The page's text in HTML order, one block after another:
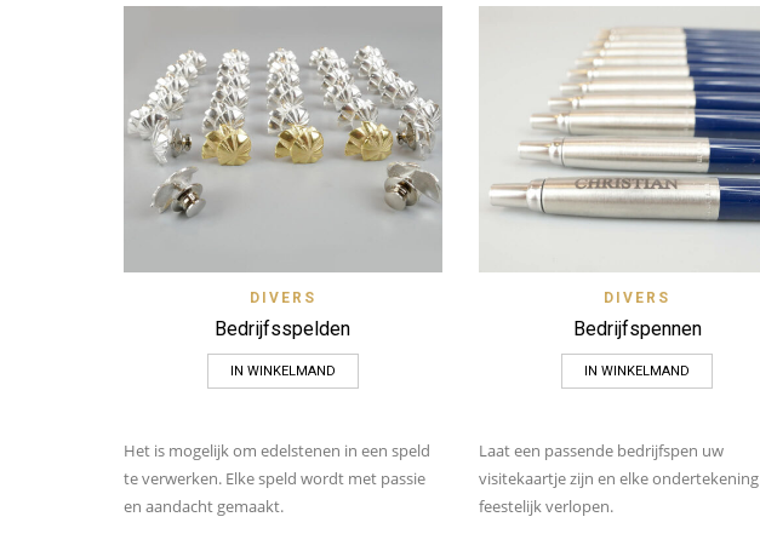
Zet op verlanglijstjeDIVERS
Bedrijfsspelden
IN WINKELMAND
Zet op verlanglijstjeDIVERS
Bedrijfspennen
IN WINKELMAND
Het is mogelijk om edelstenen in een speld
te verwerken. Elke speld wordt met passie
en aandacht gemaakt.
Laat een passende bedrijfspen uw
visitekaartje zijn en elke ondertekening
feestelijk verlopen.